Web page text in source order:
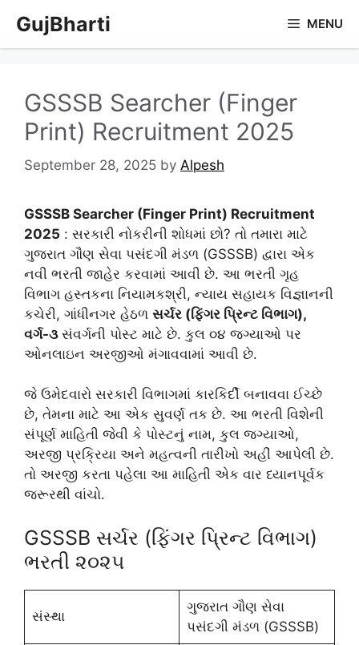
content
GujBharti MENU
GSSSB Searcher (Finger
Print) Recruitment 2025
September 28, 2025 by Alpesh
GSSSB Searcher (Finger Print) Recruitment
2025 : સરકારી નોકરીની શોધમાં છો? તો તમારા માટે
ગુજરાત ગૌણ સેવા પસંદગી મંડળ (GSSSB) દ્વારા એક
નવી ભરતી જાહેર કરવામાં આવી છે. આ ભરતી ગૃહ
વિભાગ હસ્તકના નિયામકશ્રી, ન્યાય સહાયક વિજ્ઞાનની
કચેરી, ગાંધીનગર હેઠળ સર્ચર (ફિંગર પ્રિન્ટ વિભાગ),
વર્ગ-૩સંવર્ગની પોસ્ટ માટે છે. કુલ ૦૪ જગ્યાઓ પર
ઓનલાઇન અરજીઓ મંગાવવામાં આવી છે.
જે ઉમેદવારો સરકારી વિભાગમાં કારકિર્દી બનાવવા ઈચ્છે
છે, તેમના માટે આ એક સુવર્ણ તક છે. આ ભરતી વિશેની
સંપૂર્ણ માહિતી જેવી કે પોસ્ટનું નામ, કુલ જગ્યાઓ,
અરજી પ્રક્રિયા અને મહત્વની તારીખો અહીં આપેલી છે.
તો અરજી કરતા પહેલા આ માહિતી એક વાર ધ્યાનપૂર્વક
જરૂરથી વાંચો.
GSSSB સર્ચર (ફિંગર પ્રિન્ટ વિભાગ)
ભરતી ૨૦૨૫
સંસ્થા
ગુજરાત ગૌણ સેવા
પસંદગી મંડળ (GSSSB)